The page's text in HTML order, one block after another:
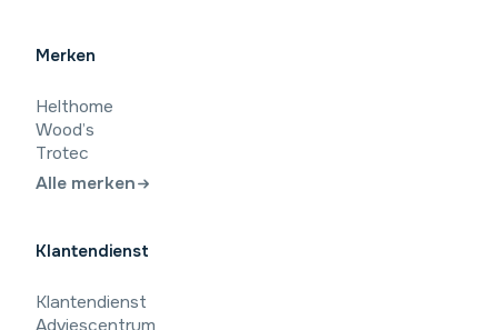
Merken
Helthome
Wood’s
Trotec
Alle merken
Klantendienst
Klantendienst
Adviescentrum
9,4/10